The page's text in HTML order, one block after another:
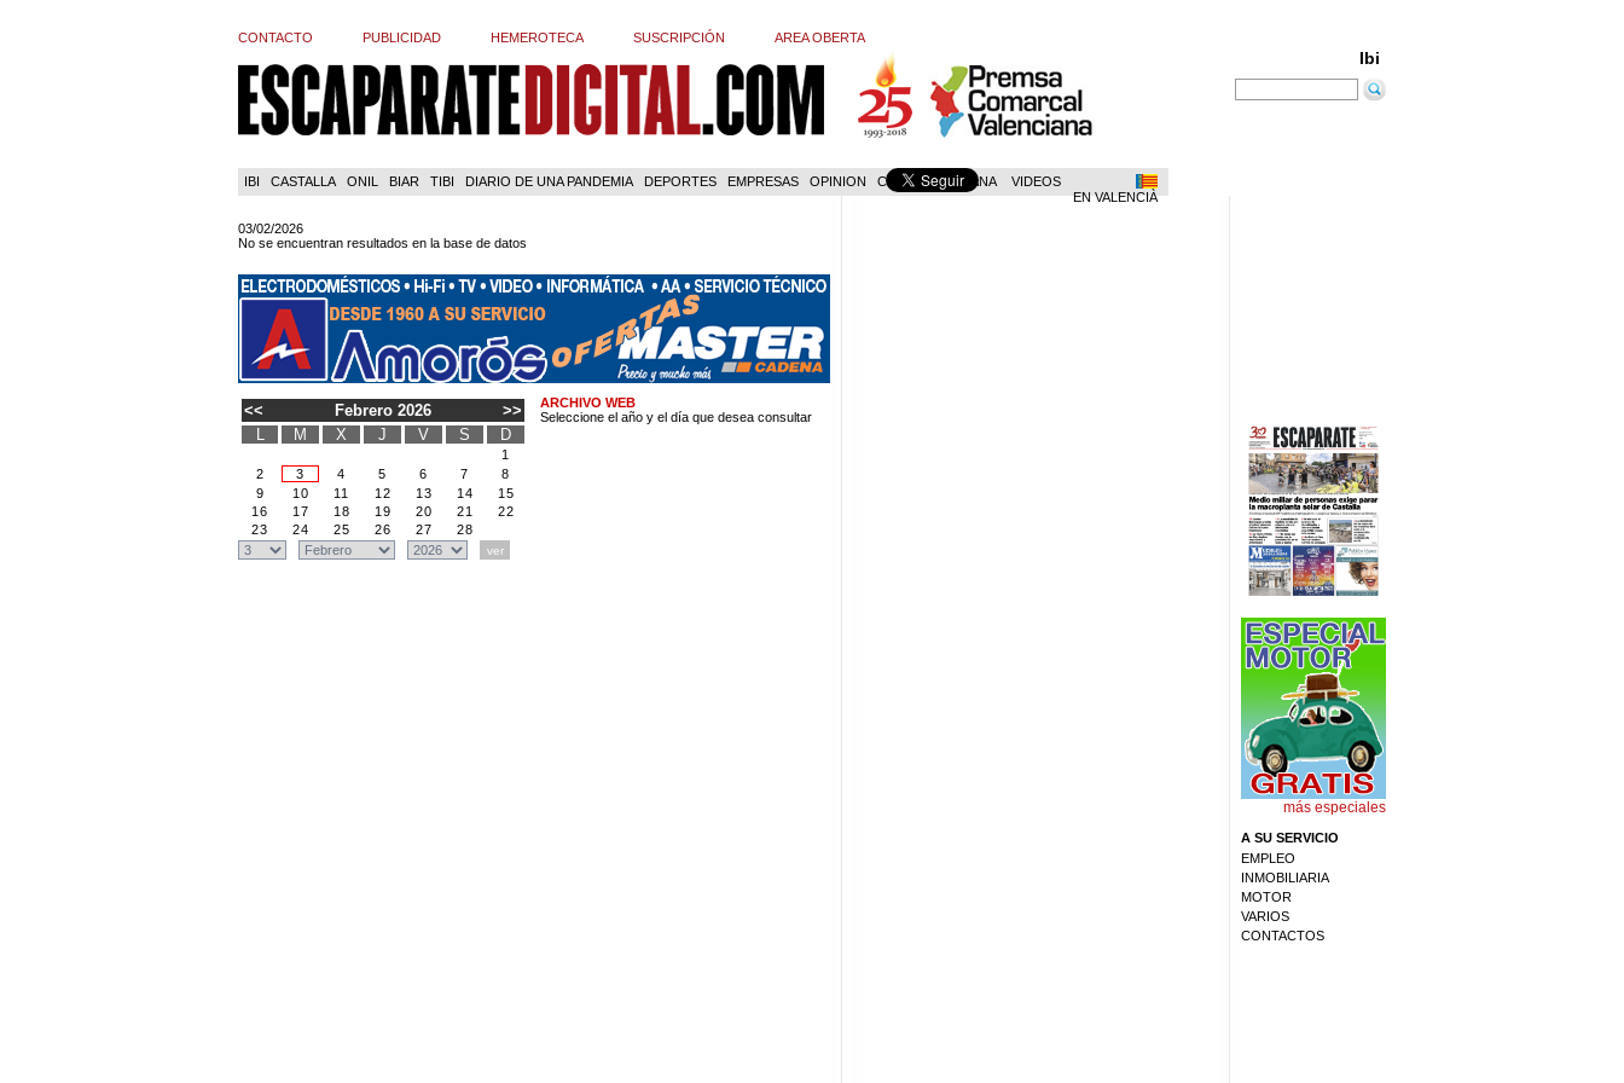
CONTACTO PUBLICIDAD HEMEROTECA SUSCRIPCIÓN AREA OBERTA
Ibi
IBI CASTALLA ONIL BIAR TIBI DIARIO DE UNA PANDEMIA DEPORTES EMPRESAS OPINION COM. VALENCIANA
VIDEOS
EN VALENCIÀ
03/02/2026
No se encuentran resultados en la base de datos
<< Febrero 2026
>>
L
M X J V S D
1
2
3 4 5 6 7
8
9
10 11 12 13 14
15
16
17 18 19 20 21
22
23
24 25 26 27 28
ARCHIVO WEB
Seleccione el año y el día que desea consultar
más especiales
A SU SERVICIO
EMPLEO
INMOBILIARIA
MOTOR
VARIOS
CONTACTOS